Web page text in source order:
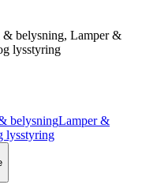
belysning, Lamper &
lysstyring
belysningLamper &
lysstyring